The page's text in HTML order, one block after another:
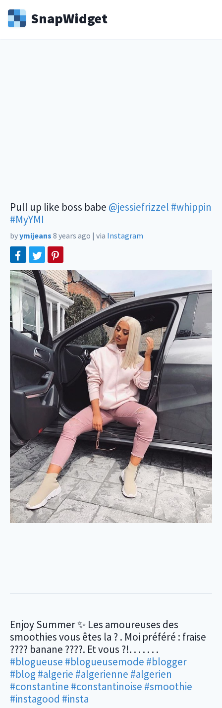
SnapWidget
Pull up like boss babe @jessiefrizzel #whippin
#MyYMI
byymijeans 8 years ago | via Instagram
Enjoy Summer ✨ Les amoureuses des
smoothies vous êtes la ? . Moi préféré : fraise
???? banane ????. Et vous ?!. . . . . . .
#blogueuse #blogueusemode #blogger
#blog #algerie #algerienne #algerien
#constantine #constantinoise #smoothie
#instagood #insta